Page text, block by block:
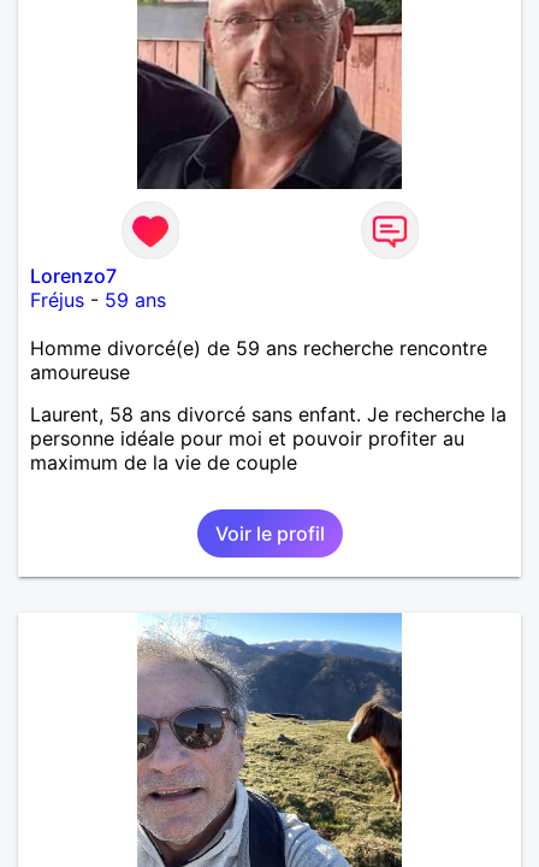
Lorenzo7
Fréjus - 59 ans
Homme divorcé(e) de 59 ans recherche rencontre
amoureuse
Laurent, 58 ans divorcé sans enfant. Je recherche la
personne idéale pour moi et pouvoir profiter au
maximum de la vie de couple
Voir le profil